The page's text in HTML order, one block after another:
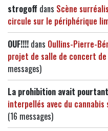
strogoff dans Scène
circule sur le périphérique
OUF!!!! dans Oullins-Pierre-
projet de salle de concert
messages)
La prohibition avait pourtant
interpellés avec du cannabis
(16 messages)